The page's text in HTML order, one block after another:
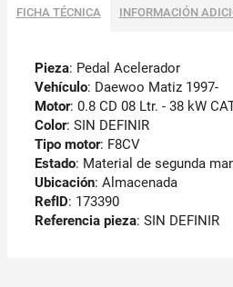
FICHA TÉCNICA INFORMACIÓN
Pieza: Pedal Acelerador
Vehículo: Daewoo Matiz 1997-
Motor: 0.8 CD 08 Ltr. - 38 kW
Color: SIN DEFINIR
Tipo motor: F8CV
Estado: Material de segunda
Ubicación: Almacenada
RefID: 173390
Referencia pieza: SIN DEFINIR